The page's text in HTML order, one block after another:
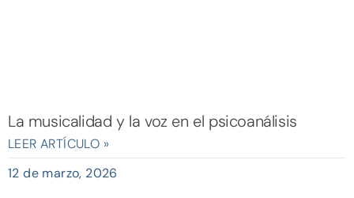
La musicalidad y la voz en el psicoanálisis
LEER ARTÍCULO »
12 de marzo, 2026